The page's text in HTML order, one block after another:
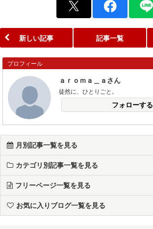
新しい記事 記事一覧
プロフィール
ａｒｏｍａ＿ａさん
徒然に、ひとりごと。
フォローする
月別記事一覧を見る
カテゴリ別記事一覧を見る
フリーページ一覧を見る
お気に入りブログ一覧を見る